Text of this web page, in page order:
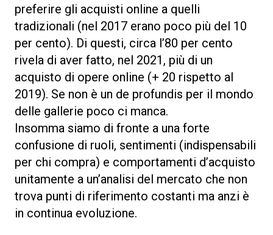
preferire gli acquisti online a quelli
tradizionali (nel 2017 erano poco più del 10
per cento). Di questi, circa l’80 per cento
rivela di aver fatto, nel 2021, più di un
acquisto di opere online (+ 20 rispetto al
2019). Se non è un de profundis per il mondo
delle gallerie poco ci manca.
Insomma siamo di fronte a una forte
confusione di ruoli, sentimenti (indispensabili
per chi compra) e comportamenti d’acquisto
unitamente a un’analisi del mercato che non
trova punti di riferimento costanti ma anzi è
in continua evoluzione.